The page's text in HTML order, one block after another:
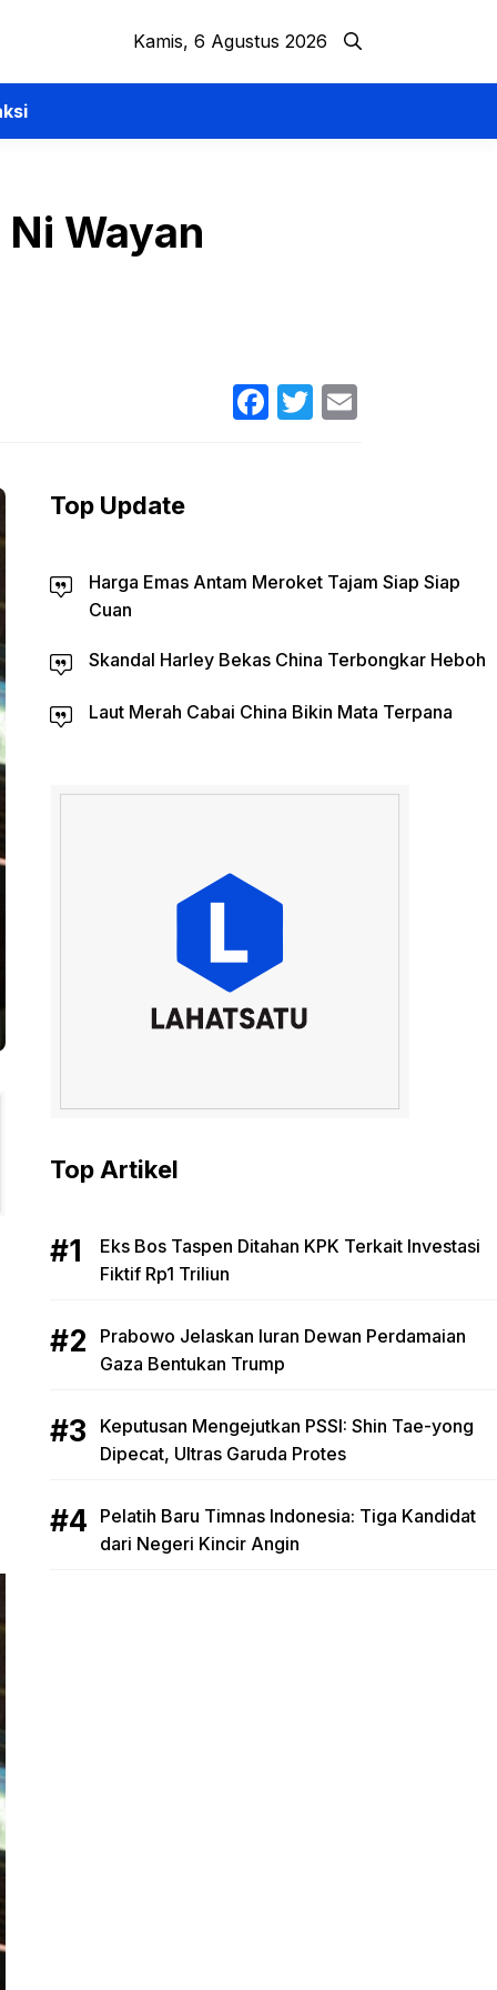
Kamis, 6 Agustus 2026
Wayan
Facebook
Twitter
Top Update
Harga Emas Antam Meroket Tajam Siap Siap
Cuan
Skandal Harley Bekas China Terbongkar Heboh
Laut Merah Cabai China Bikin Mata Terpana
Top Artikel
Eks Bos Taspen Ditahan KPK Terkait Investasi
Fiktif Rp1 Triliun
Prabowo Jelaskan Iuran Dewan Perdamaian
Gaza Bentukan Trump
Keputusan Mengejutkan PSSI: Shin Tae-yong
Dipecat, Ultras Garuda Protes
Pelatih Baru Timnas Indonesia: Tiga Kandidat
dari Negeri Kincir Angin